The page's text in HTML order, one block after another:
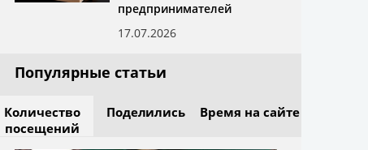
предпринимателей
17.07.2026
Популярные статьи
Количество
посещений
Поделились Время на сайте